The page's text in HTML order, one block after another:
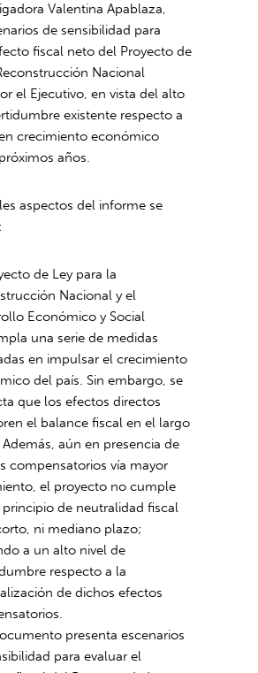
Valentina Apablaza,
de sensibilidad para
fiscal neto del Proyecto de
Nacional
el Ejecutivo, en vista del alto
existente respecto a
crecimiento económico
años.
aspectos del informe se
de Ley para la
Nacional y el
Económico y Social
una serie de medidas
en impulsar el crecimiento
del país. Sin embargo, se
que los efectos directos
el balance fiscal en el largo
aún en presencia de
compensatorios vía mayor
el proyecto no cumple
de neutralidad fiscal
ni mediano plazo;
a un alto nivel de
respecto a la
de dichos efectos
presenta escenarios
para evaluar el